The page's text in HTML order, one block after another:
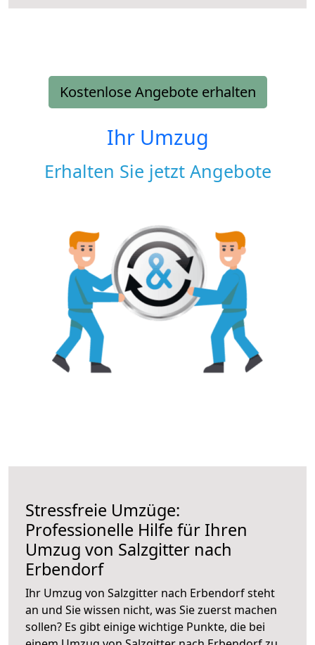
Kostenlose Angebote erhalten
Ihr Umzug
Erhalten Sie jetzt Angebote
Stressfreie Umzüge:
Professionelle Hilfe für Ihren
Umzug von Salzgitter nach
Erbendorf
Ihr Umzug von Salzgitter nach Erbendorf steht
an und Sie wissen nicht, was Sie zuerst machen
sollen? Es gibt einige wichtige Punkte, die bei